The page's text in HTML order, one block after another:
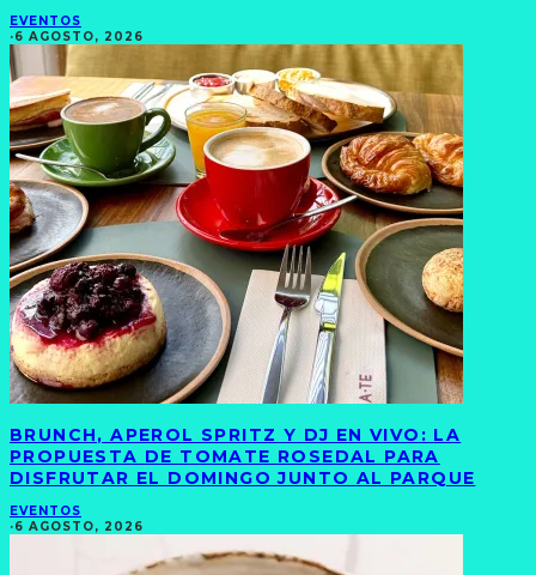
EVENTOS
·6 AGOSTO, 2026
BRUNCH, APEROL SPRITZ Y DJ EN VIVO: LA
PROPUESTA DE TOMATE ROSEDAL PARA
DISFRUTAR EL DOMINGO JUNTO AL PARQUE
EVENTOS
·6 AGOSTO, 2026